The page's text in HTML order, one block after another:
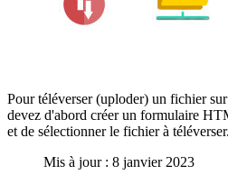
Pour téléverser (uploder) un fichier
devez d'abord créer un formulaire
et de sélectionner le fichier à
Mis à jour : 8 janvier 2023